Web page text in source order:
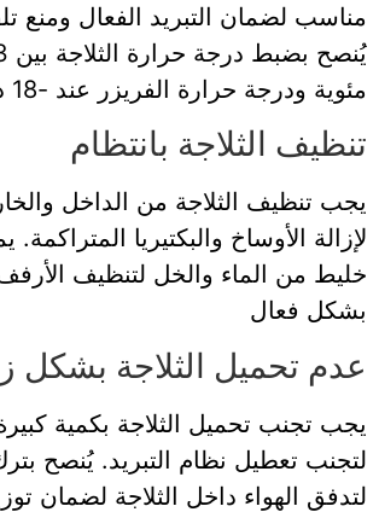
مناسب لضمان التبريد الفعال ومنع
مئوية ودرجة حرارة الفريزر عند -18 درجة مئوية
تنظيف الثلاجة بانتظام
يجب تنظيف الثلاجة من الداخل
لإزالة الأوساخ والبكتيريا
خليط من الماء والخل لتنظيف الأرفف
بشكل فعال
عدم تحميل الثلاجة بشكل
يجب تجنب تحميل الثلاجة بكمية
لتجنب تعطيل نظام التبريد. يُنصح
لتدفق الهواء داخل الثلاجة لضمان